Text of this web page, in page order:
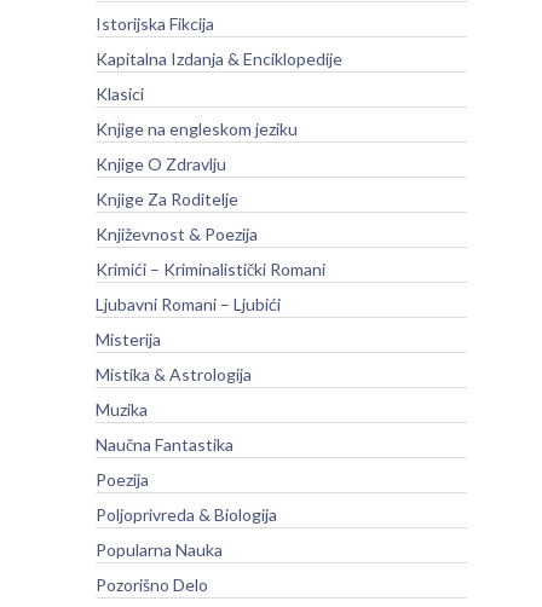
Istorijska Fikcija
Kapitalna Izdanja & Enciklopedije
Klasici
Knjige na engleskom jeziku
Knjige O Zdravlju
Knjige Za Roditelje
Književnost & Poezija
Krimići – Kriminalistički Romani
Ljubavni Romani – Ljubići
Misterija
Mistika & Astrologija
Muzika
Naučna Fantastika
Poezija
Poljoprivreda & Biologija
Popularna Nauka
Pozorišno Delo